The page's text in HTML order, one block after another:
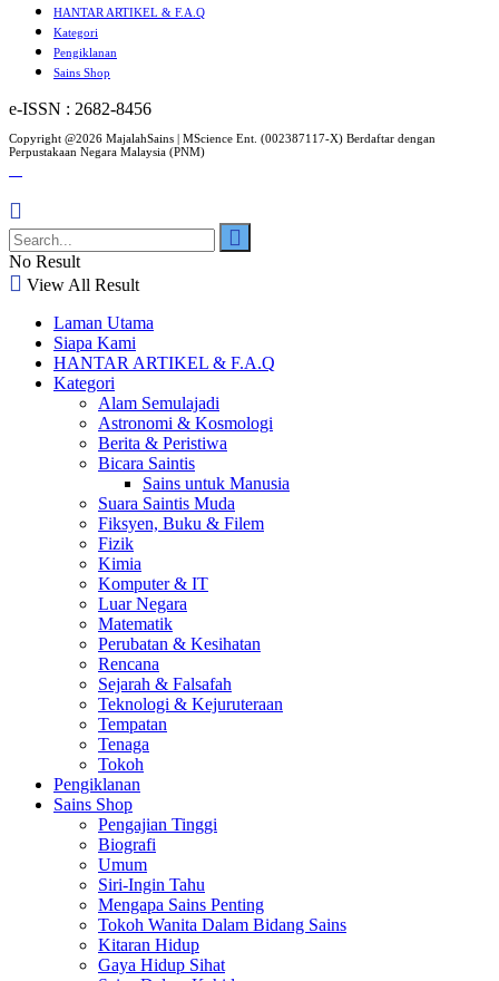
HANTAR ARTIKEL & F.A.Q
Kategori
Pengiklanan
Sains Shop
e-ISSN : 2682-8456
Copyright @2026 MajalahSains | MScience Ent. (002387117-X) Berdaftar dengan
Perpustakaan Negara Malaysia (PNM)
No Result
View All Result
Laman Utama
Siapa Kami
HANTAR ARTIKEL & F.A.Q
Kategori
Alam Semulajadi
Astronomi & Kosmologi
Berita & Peristiwa
Bicara Saintis
Sains untuk Manusia
Suara Saintis Muda
Fiksyen, Buku & Filem
Fizik
Kimia
Komputer & IT
Luar Negara
Matematik
Perubatan & Kesihatan
Rencana
Sejarah & Falsafah
Teknologi & Kejuruteraan
Tempatan
Tenaga
Tokoh
Pengiklanan
Sains Shop
Pengajian Tinggi
Biografi
Umum
Siri-Ingin Tahu
Mengapa Sains Penting
Tokoh Wanita Dalam Bidang Sains
Kitaran Hidup
Gaya Hidup Sihat